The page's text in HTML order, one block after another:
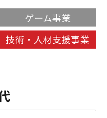
ゲーム事業
技術・人材支援事業